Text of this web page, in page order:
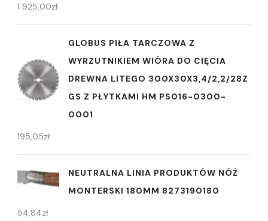
1 925,00zł
GLOBUS PIŁA TARCZOWA Z
WYRZUTNIKIEM WIÓRA DO CIĘCIA
DREWNA LITEGO 300X30X3,4/2,2/28Z
GS Z PŁYTKAMI HM PS016-0300-
0001
195,05zł
NEUTRALNA LINIA PRODUKTÓW NÓŻ
MONTERSKI 180MM 8273190180
54,84zł